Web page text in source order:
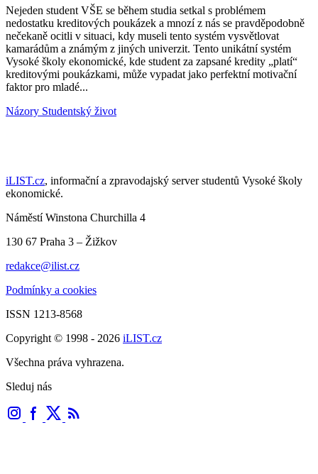
Nejeden student VŠE se během studia setkal s problémem
nedostatku kreditových poukázek a mnozí z nás se pravděpodobně
nečekaně ocitli v situaci, kdy museli tento systém vysvětlovat
kamarádům a známým z jiných univerzit. Tento unikátní systém
Vysoké školy ekonomické, kde student za zapsané kredity „platí“
kreditovými poukázkami, může vypadat jako perfektní motivační
faktor pro mladé...
Názory Studentský život
iLIST.cz, informační a zpravodajský server studentů Vysoké školy
ekonomické.
Náměstí Winstona Churchilla 4
130 67 Praha 3 – Žižkov
redakce@ilist.cz
Podmínky a cookies
ISSN 1213-8568
Copyright © 1998 - 2026 iLIST.cz
Všechna práva vyhrazena.
Sleduj nás